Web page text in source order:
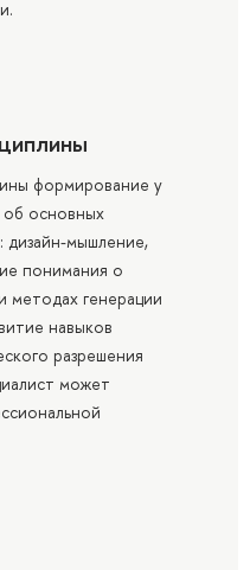
формирование у
об основных
дизайн-мышление,
понимания о
методах генерации
навыков
разрешения
может